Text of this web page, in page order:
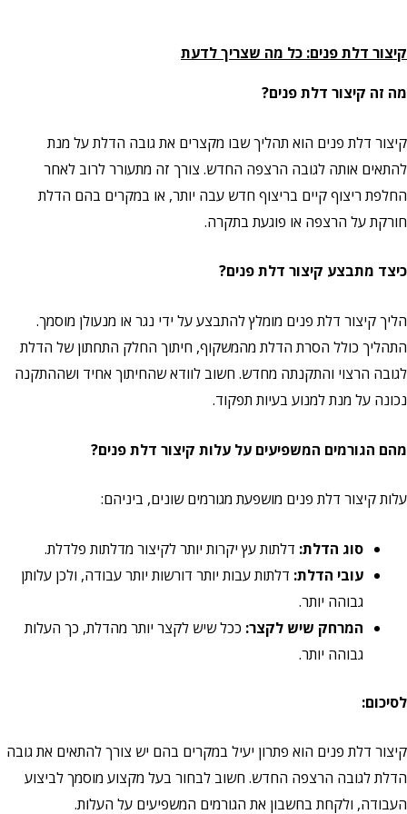
קיצור דלת פנים: כל מה שצריך לדעת
מה זה קיצור דלת פנים?
קיצור דלת פנים הוא תהליך שבו מקצרים את גובה הדלת על מנת
להתאים אותה לגובה הרצפה החדש. צורך זה מתעורר לרוב לאחר
החלפת ריצוף קיים בריצוף חדש עבה יותר, או במקרים בהם הדלת
חורקת על הרצפה או פוגעת בתקרה.
כיצד מתבצע קיצור דלת פנים?
הליך קיצור דלת פנים מומלץ להתבצע על ידי נגר או מנעולן מוסמך.
התהליך כולל הסרת הדלת מהמשקוף, חיתוך החלק התחתון של הדלת
לגובה הרצוי והתקנתה מחדש. חשוב לוודא שהחיתוך אחיד ושההתקנה
נכונה על מנת למנוע בעיות תפקוד.
מהם הגורמים המשפיעים על עלות קיצור דלת פנים?
עלות קיצור דלת פנים מושפעת מגורמים שונים, ביניהם:
סוג הדלת: דלתות עץ יקרות יותר לקיצור מדלתות פלדלת.
עובי הדלת: דלתות עבות יותר דורשות יותר עבודה, ולכן עלותן
גבוהה יותר.
המרחק שיש לקצר: ככל שיש לקצר יותר מהדלת, כך העלות
גבוהה יותר.
לסיכום:
קיצור דלת פנים הוא פתרון יעיל במקרים בהם יש צורך להתאים את גובה
הדלת לגובה הרצפה החדש. חשוב לבחור בעל מקצוע מוסמך לביצוע
העבודה, ולקחת בחשבון את הגורמים המשפיעים על העלות.